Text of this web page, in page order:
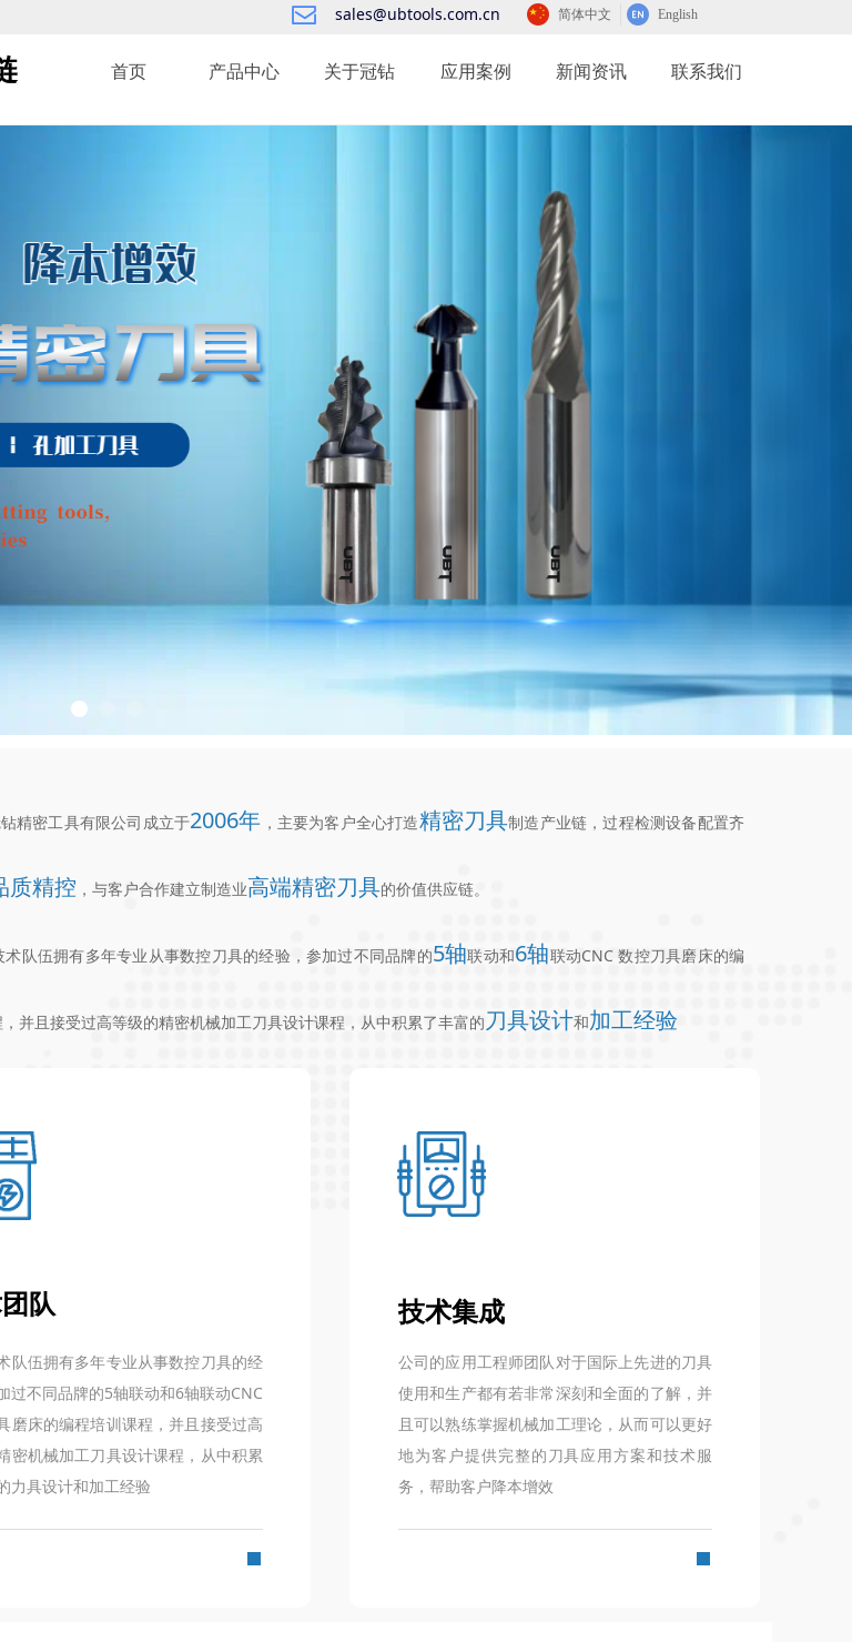
简体中文 English
ꂘ sales@ubtools.com.cn
首页 产品中心 关于冠钻 应用案例 新闻资讯 联系我们
队
队伍拥有多年专业从事数控刀具的经
过不同品牌的5轴联动和6轴联动CNC
磨床的编程培训课程，并且接受过高
密机械加工刀具设计课程，从中积累
力具设计和加工经验
技术集成
公司的应用工程师团队对于国际上先进的刀具
使用和生产都有若非常深刻和全面的了解，并
且可以熟练掌握机械加工理论，从而可以更好
地为客户提供完整的刀具应用方案和技术服
务，帮助客户降本增效
密工具有限公司成立于2006年 ，主要为客户全心打造精密刀具制造产业链，过程检测设备配置齐
质精控 ，与客户合作建立制造业高端精密刀具的价值供应链。
伍拥有多年专业从事数控刀具的经验，参加过不同品牌的5轴联动和6轴联动CNC 数控刀具磨床的编
并且接受过高等级的精密机械加工刀具设计课程，从中积累了丰富的刀具设计和加工经验